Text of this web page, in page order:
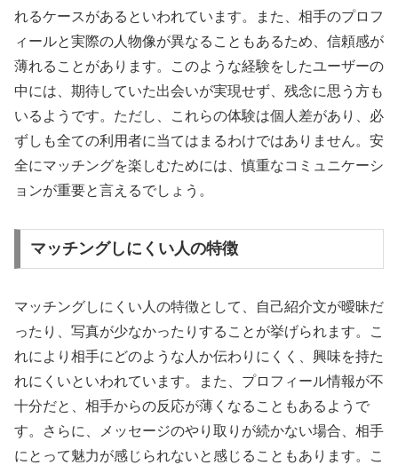
れるケースがあるといわれています。また、相手のプロフ
ィールと実際の人物像が異なることもあるため、信頼感が
薄れることがあります。このような経験をしたユーザーの
中には、期待していた出会いが実現せず、残念に思う方も
いるようです。ただし、これらの体験は個人差があり、必
ずしも全ての利用者に当てはまるわけではありません。安
全にマッチングを楽しむためには、慎重なコミュニケーシ
ョンが重要と言えるでしょう。
マッチングしにくい人の特徴
マッチングしにくい人の特徴として、自己紹介文が曖昧だ
ったり、写真が少なかったりすることが挙げられます。こ
れにより相手にどのような人か伝わりにくく、興味を持た
れにくいといわれています。また、プロフィール情報が不
十分だと、相手からの反応が薄くなることもあるようで
す。さらに、メッセージのやり取りが続かない場合、相手
にとって魅力が感じられないと感じることもあります。こ